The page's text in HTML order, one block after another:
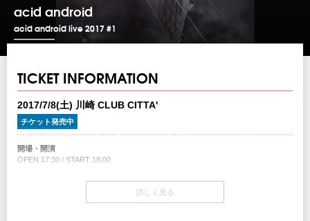
acid android
acid android live 2017 #1
TICKET INFORMATION
2017/7/8(土) 川崎 CLUB CITTA'
チケット発売中
開場・開演
OPEN 17:30 / START 18:00
￥5,500-(税込/All Standing/1Drink別)
詳しく見る